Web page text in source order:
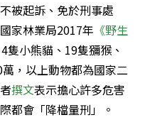
被起訴、免於刑事處
家林業局2017年 《野生
4隻小熊貓、19隻獼猴、
，以上動物都為國家二
撰文表示擔心許多危害
都會「降檔量刑」。